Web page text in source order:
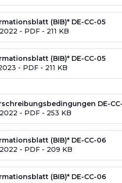
(BIB)* DE-CC-05
- PDF - 211 KB
(BIB)* DE-CC-05
- PDF - 211 KB
DE-
- PDF - 253 KB
(BIB)* DE-CC-06
- PDF - 209 KB
(BIB)* DE-CC-06